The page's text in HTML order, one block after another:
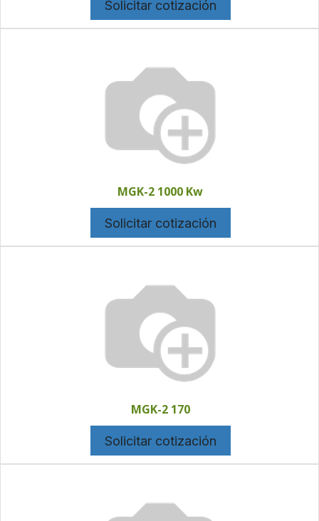
Solicitar cotización
MGK-2 1000 Kw
Solicitar cotización
MGK-2 170
Solicitar cotización